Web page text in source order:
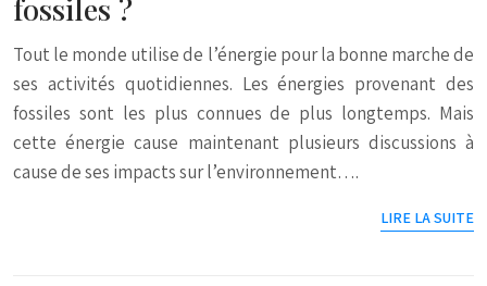
fossiles ?
Tout le monde utilise de l’énergie pour la bonne marche de
ses activités quotidiennes. Les énergies provenant des
fossiles sont les plus connues de plus longtemps. Mais
cette énergie cause maintenant plusieurs discussions à
cause de ses impacts sur l’environnement….
LIRE LA SUITE